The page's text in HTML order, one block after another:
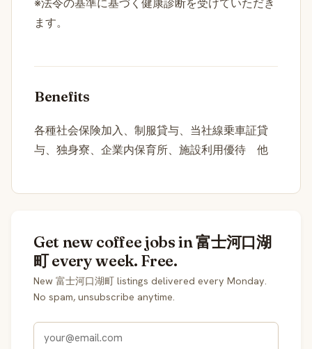
ます。
Benefits
各種社会保険加入、制服貸与、当社線乗車証貸
与、独身寮、企業内保育所、施設利用優待 他
Get new coffee jobs in 富士河口湖
町 every week. Free.
New 富士河口湖町 listings delivered every Monday.
No spam, unsubscribe anytime.